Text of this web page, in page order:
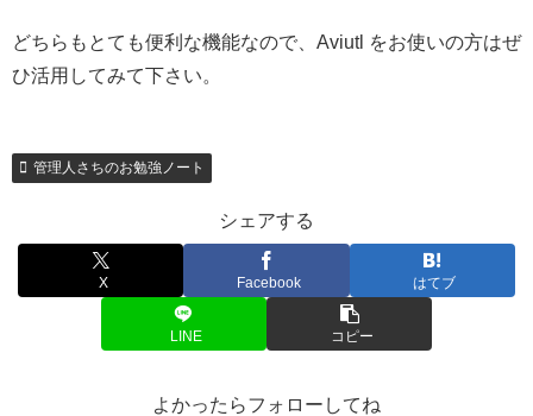
どちらもとても便利な機能なので、Aviutl をお使いの方はぜ
ひ活用してみて下さい。
管理人さちのお勉強ノート
シェアする
X Facebook はてブ
LINE コピー
よかったらフォローしてね